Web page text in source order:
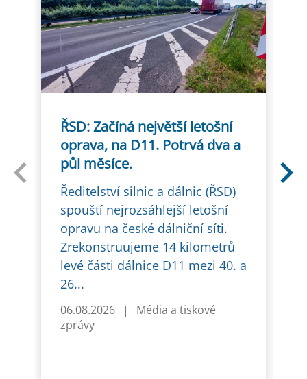
ŘSD: Začíná největší letošní
oprava, na D11. Potrvá dva a
půl měsíce.
Ředitelství silnic a dálnic (ŘSD)
spouští nejrozsáhlejší letošní
opravu na české dálniční síti.
Zrekonstruujeme 14 kilometrů
levé části dálnice D11 mezi 40. a
26...
06.08.2026 |
Média a tiskové
zprávy